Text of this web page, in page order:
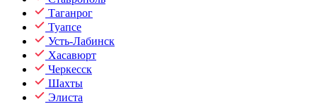
Таганрог
Туапсе
Усть-Лабинск
Хасавюрт
Черкесск
Шахты
Элиста